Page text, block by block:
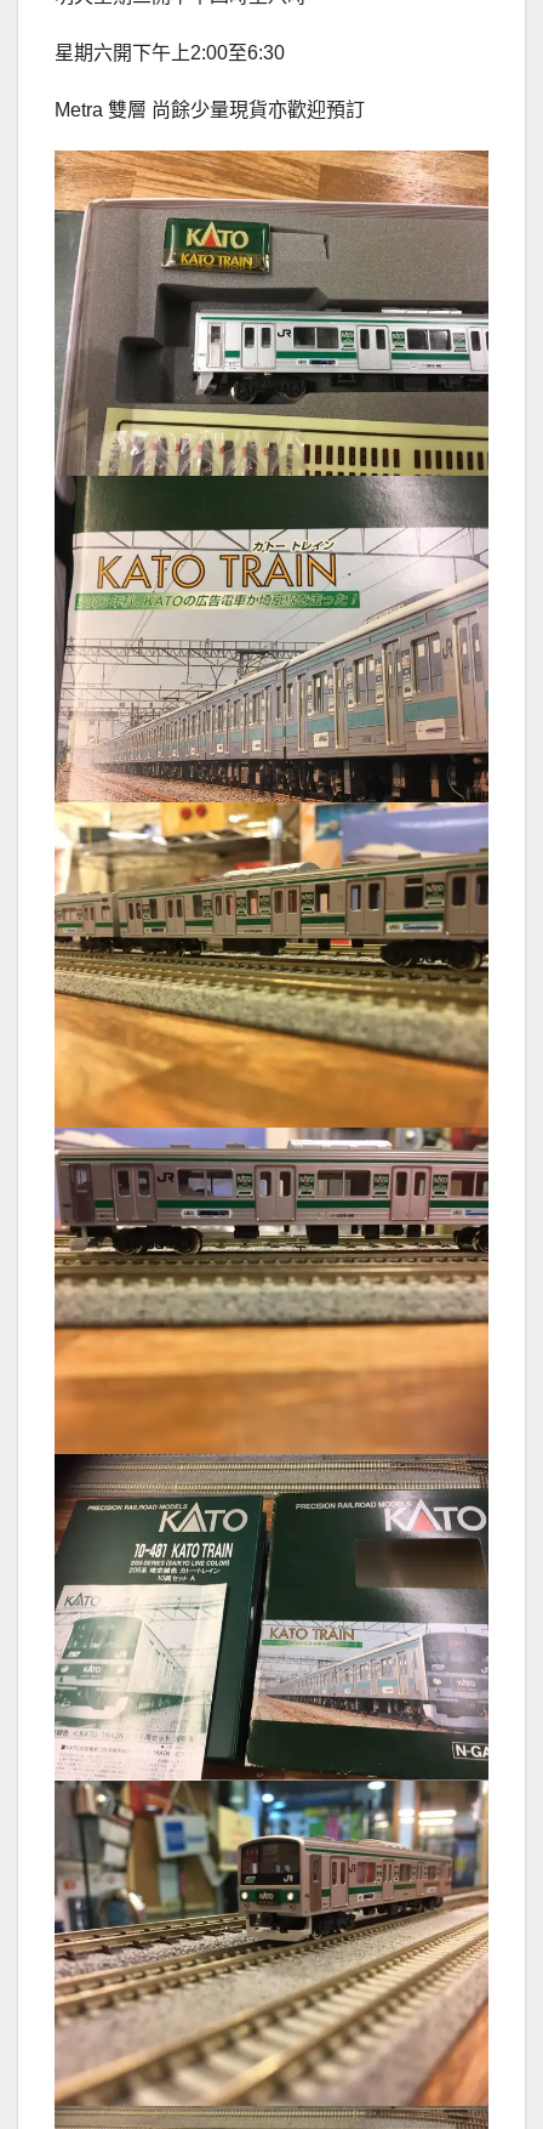
星期六開下午上2:00至6:30
Metra 雙層 尚餘少量現貨亦歡迎預訂